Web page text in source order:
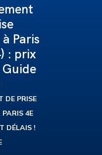
Paris
: prix
DE PRISE
PARIS 4E
DÉLAIS !